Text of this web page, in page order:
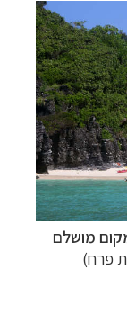
מושלם
פרח)